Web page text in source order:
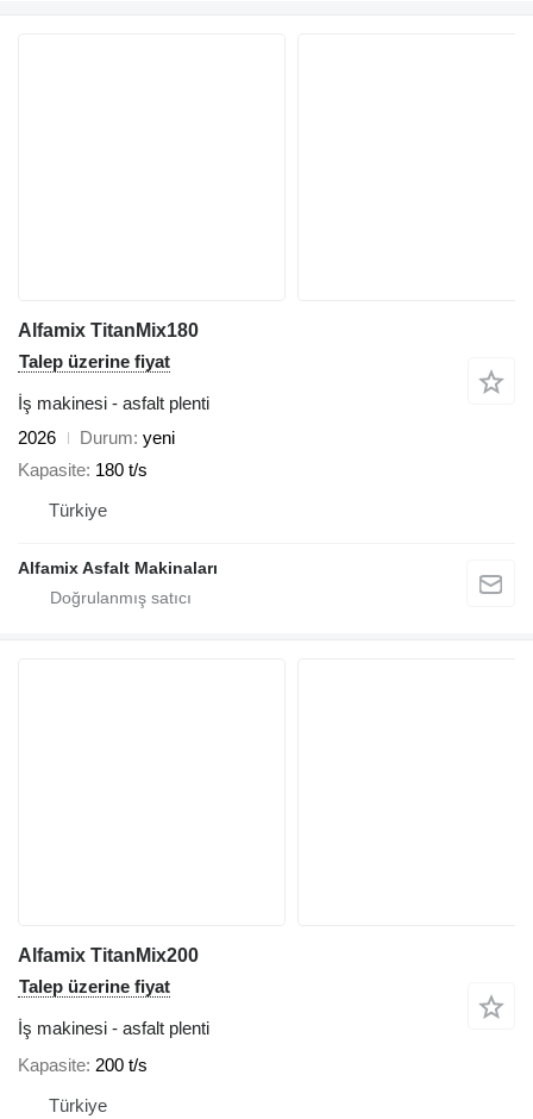
Alfamix TitanMix180
Talep üzerine fiyat
İş makinesi - asfalt plenti
2026
Durum yeni
Kapasite 180 t/s
Türkiye
Alfamix Asfalt Makinaları
Alfamix TitanMix200
Talep üzerine fiyat
İş makinesi - asfalt plenti
Kapasite 200 t/s
Türkiye